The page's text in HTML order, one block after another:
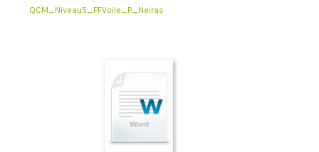
QCM_Niveau5_FFVoile_P_Neiras